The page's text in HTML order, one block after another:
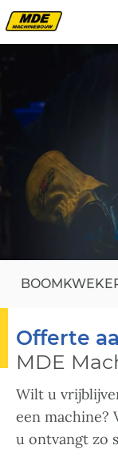
Offerte
MDE
Wilt u
een machine?
u ontvangt zo